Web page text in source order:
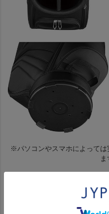
※パソコンやスマホによっては
ま
ボリューム感のある軽量モデル